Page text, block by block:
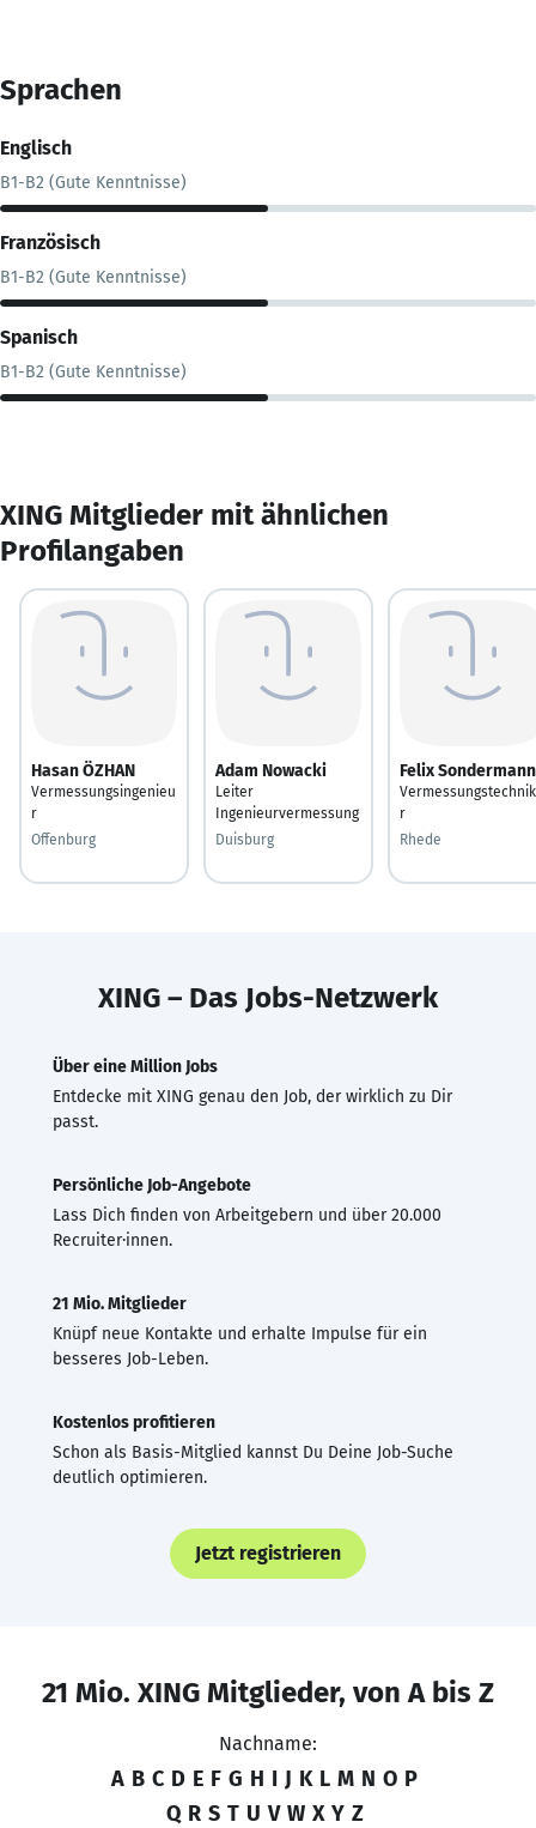
Sprachen
Englisch
B1-B2 (Gute Kenntnisse)
Französisch
B1-B2 (Gute Kenntnisse)
Spanisch
B1-B2 (Gute Kenntnisse)
XING Mitglieder mit ähnlichen
Profilangaben
Hasan ÖZHAN
Vermessungsingenieu
r
Offenburg
Adam Nowacki
Leiter
Ingenieurvermessung
Duisburg
Felix Sondermann
r
Rhede
XING – Das Jobs-Netzwerk
Über eine Million Jobs
Entdecke mit XING genau den Job, der wirklich zu Dir
passt.
Persönliche Job-Angebote
Lass Dich finden von Arbeitgebern und über 20.000
Recruiter·innen.
21 Mio. Mitglieder
Knüpf neue Kontakte und erhalte Impulse für ein
besseres Job-Leben.
Kostenlos profitieren
Schon als Basis-Mitglied kannst Du Deine Job-Suche
deutlich optimieren.
Jetzt registrieren
21 Mio. XING Mitglieder, von A bis Z
Nachname:
A B C D E F G H I J K L M N O P
Q R S T U V W X Y Z